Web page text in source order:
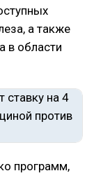
а также
в области
программ,